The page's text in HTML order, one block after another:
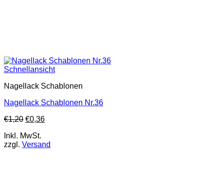
Schnellansicht
Nagellack Schablonen
Nagellack Schablonen Nr.36
€1,20 €0,36
Inkl. MwSt.
zzgl. Versand